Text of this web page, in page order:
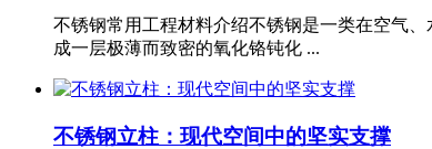
不锈钢常用工程材料介绍不锈钢是一类在空气
成一层极薄而致密的氧化铬钝化 ...
不锈钢立柱：现代空间中的坚实支撑